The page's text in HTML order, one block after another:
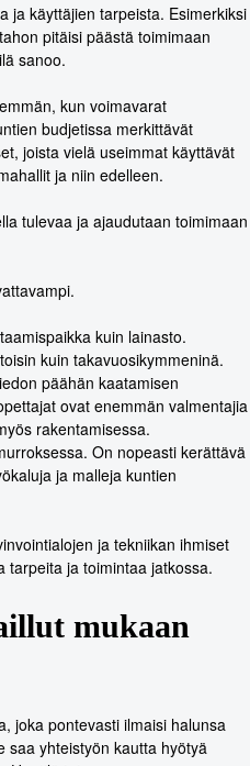
ja käyttäjien tarpeista. Esimerkiksi
pitäisi päästä toimimaan
sanoo.
kun voimavarat
budjetissa merkittävät
joista vielä useimmat käyttävät
ja niin edelleen.
tulevaa ja ajaudutaan toimimaan
kuin lainasto.
kuin takavuosikymmeninä.
päähän kaatamisen
ovat enemmän valmentajia
rakentamisessa.
On nopeasti kerättävä
ja malleja kuntien
ja tekniikan ihmiset
tarpeita ja toimintaa jatkossa.
mukaan
joka pontevasti ilmaisi halunsa
saa yhteistyön kautta hyötyä